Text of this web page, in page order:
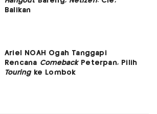
Balikan
Ariel NOAH Ogah Tanggapi
Rencana ComebackPeterpan, Pilih
Touringke Lombok